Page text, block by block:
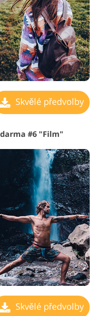
Skvělé předvolby
#6 "Film"
Skvělé předvolby